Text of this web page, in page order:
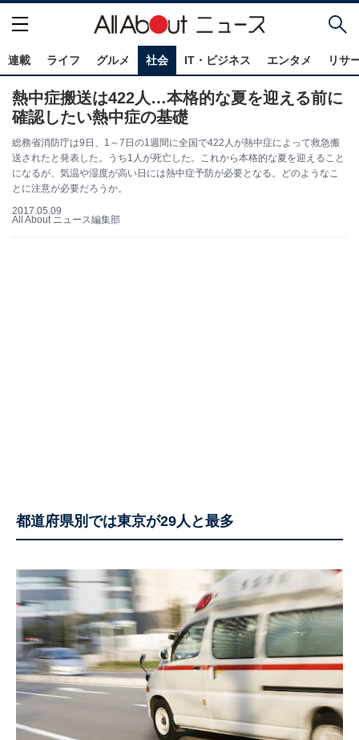
連載 ライフ グルメ 社会 IT・ビジネス エンタメ リサ
熱中症搬送は422人…本格的な夏を迎える前に
確認したい熱中症の基礎
総務省消防庁は9日、1～7日の1週間に全国で422人が熱中症によって救急搬
送されたと発表した。うち1人が死亡した。これから本格的な夏を迎えること
になるが、気温や湿度が高い日には熱中症予防が必要となる。どのようなこ
とに注意が必要だろうか。
2017.05.09
All About ニュース編集部
都道府県別では東京が29人と最多